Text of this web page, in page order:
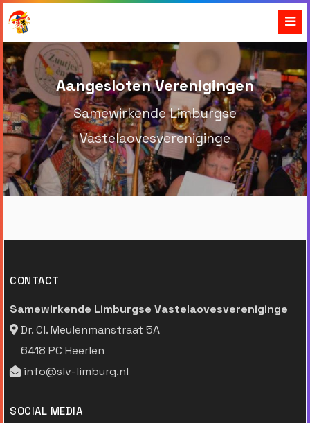
Aangesloten Verenigingen
Samewirkende Limburgse
Vastelaovesvereniginge
CONTACT
Samewirkende Limburgse Vastelaovesvereniginge
Dr. Cl. Meulenmanstraat 5A
6418 PC Heerlen
info@slv-limburg.nl
SOCIAL MEDIA